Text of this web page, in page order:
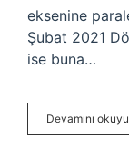
eksenine
Şubat 2021
ise buna…
Devamını